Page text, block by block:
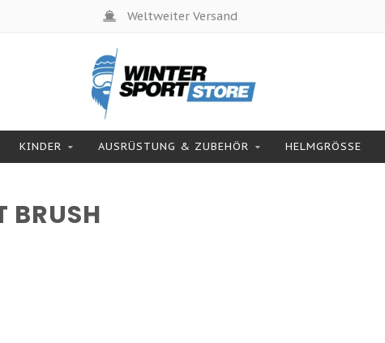
Weltweiter Versand
KINDER AUSRÜSTUNG & ZUBEHÖR HELMGRÖSSE
BRUSH